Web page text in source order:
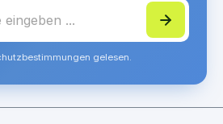
gelesen.